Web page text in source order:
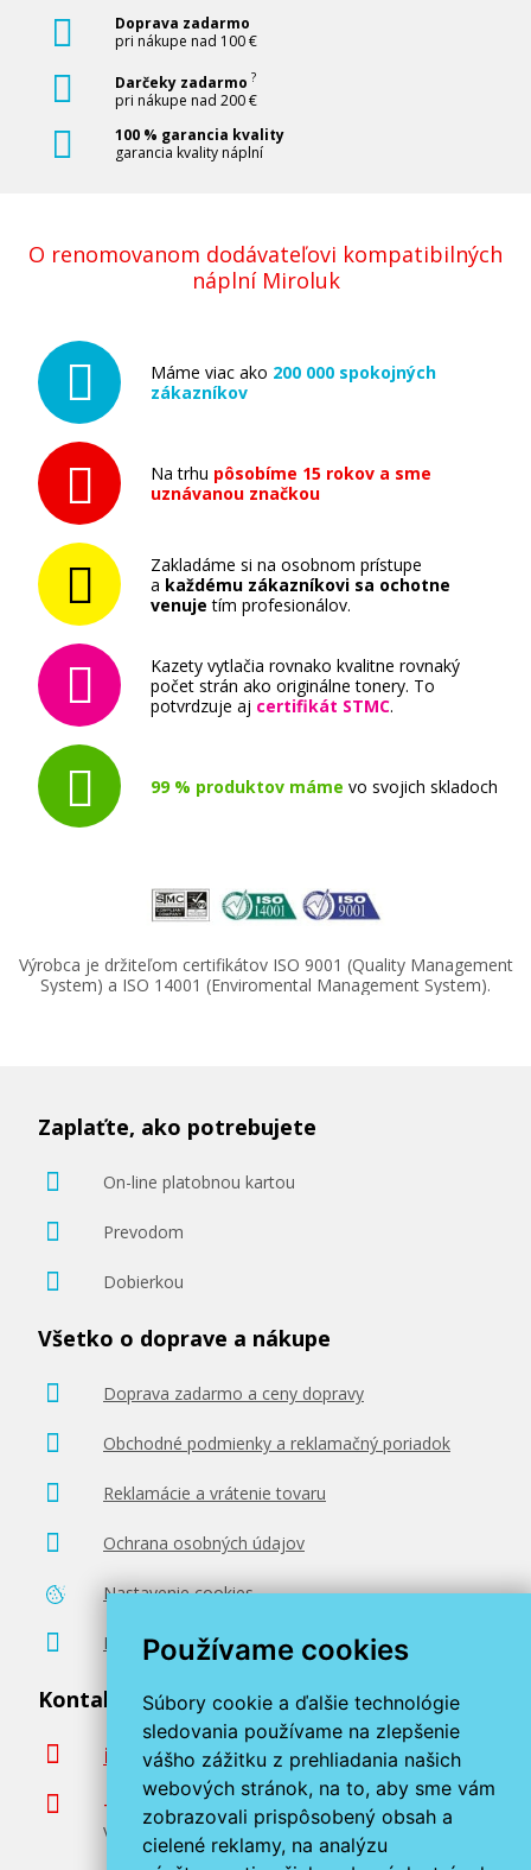
Používame cookies
Súbory cookie a ďalšie technológie
sledovania používame na zlepšenie
vášho zážitku z prehliadania našich
webových stránok, na to, aby sme vám
zobrazovali prispôsobený obsah a
cielené reklamy, na analýzu
Doprava zadarmo
pri nákupe nad 100 €
Darčeky zadarmo ?
pri nákupe nad 200 €
100 % garancia kvality
garancia kvality náplní
O renomovanom dodávateľovi kompatibilných
náplní Miroluk
Máme viac ako 200 000 spokojných
zákazníkov
Na trhu pôsobíme 15 rokov a sme
uznávanou značkou
Zakladáme si na osobnom prístupe
a každému zákazníkovi sa ochotne
venuje tím profesionálov.
Kazety vytlačia rovnako kvalitne rovnaký
počet strán ako originálne tonery. To
potvrdzuje aj certifikát STMC.
99 % produktov máme vo svojich skladoch
Výrobca je držiteľom certifikátov ISO 9001 (Quality Management
System) a ISO 14001 (Enviromental Management System).
Zaplaťte, ako potrebujete
On-line platobnou kartou
Prevodom
Dobierkou
Všetko o doprave a nákupe
Doprava zadarmo a ceny dopravy
Obchodné podmienky a reklamačný poriadok
Reklamácie a vrátenie tovaru
Ochrana osobných údajov
Nastavenie cookies
Poradenstvo zadarmo
Kontaktujte nás
info@miroluk.sk
+420 377 222 313
Volajte v pracovné dni od 8. do 17. hod.